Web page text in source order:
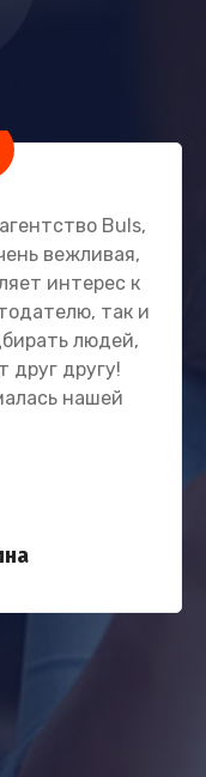
Buls,
вежливая,
интерес к
так и
людей,
друг другу!
нашей